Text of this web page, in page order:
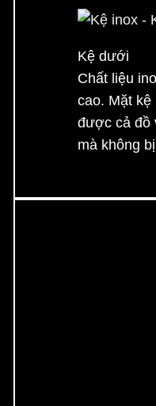
Kệ dưới
Chất liệu
cao. Mặt
được cả đồ
mà không